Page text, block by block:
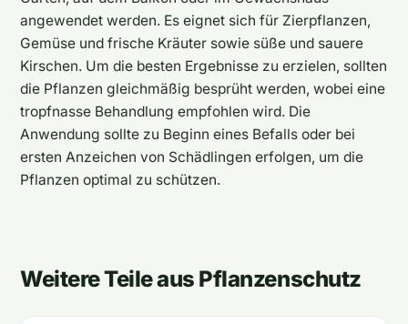
angewendet werden. Es eignet sich für Zierpflanzen,
Gemüse und frische Kräuter sowie süße und sauere
Kirschen. Um die besten Ergebnisse zu erzielen, sollten
die Pflanzen gleichmäßig besprüht werden, wobei eine
tropfnasse Behandlung empfohlen wird. Die
Anwendung sollte zu Beginn eines Befalls oder bei
ersten Anzeichen von Schädlingen erfolgen, um die
Pflanzen optimal zu schützen.
Weitere Teile aus Pflanzenschutz